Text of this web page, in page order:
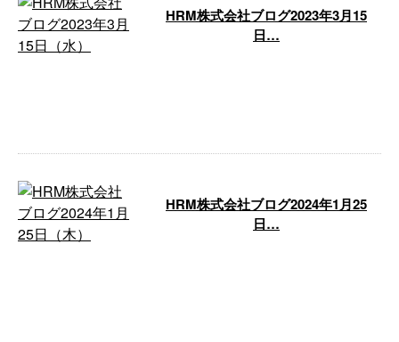
HRM株式会社ブログ2023年3月15
日…
HRM株式会社ブログ2024年1月25
日…